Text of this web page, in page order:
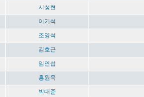
서성현
이기석
조영석
김호근
임연섭
홍원욱
박대준